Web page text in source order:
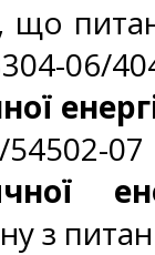
06/
з